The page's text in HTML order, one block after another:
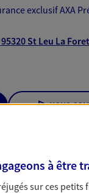
exclusif AXA
St Leu La Foret
NOUS
à être
sur ces